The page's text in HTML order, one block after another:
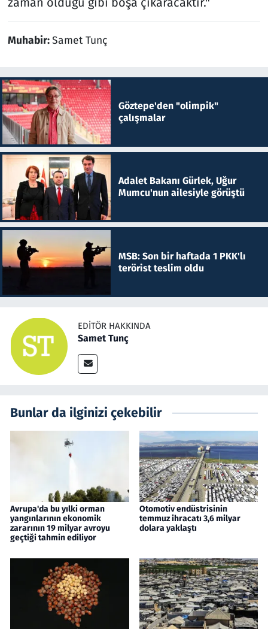
Muhabir:Samet Tunç
Göztepe'den "olimpik"
çalışmalar
Adalet Bakanı Gürlek, Uğur
Mumcu'nun ailesiyle görüştü
MSB: Son bir haftada 1 PKK'lı
terörist teslim oldu
EDITÖR HAKKINDA
Samet Tunç
Bunlar da ilginizi çekebilir
Avrupa'da bu yılki orman
yangınlarının ekonomik
zararının 19 milyar avroyu
geçtiği tahmin ediliyor
Otomotiv endüstrisinin
temmuz ihracatı 3,6 milyar
dolara yaklaştı